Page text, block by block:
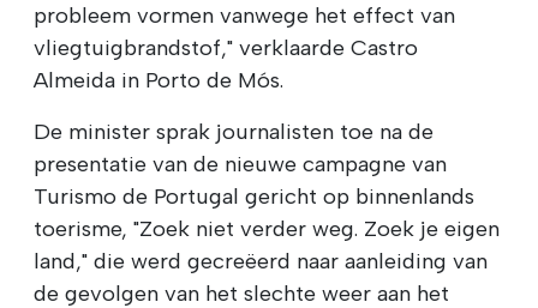
probleem vormen vanwege het effect van
vliegtuigbrandstof," verklaarde Castro
Almeida in Porto de Mós.
De minister sprak journalisten toe na de
presentatie van de nieuwe campagne van
Turismo de Portugal gericht op binnenlands
toerisme, "Zoek niet verder weg. Zoek je eigen
land," die werd gecreëerd naar aanleiding van
de gevolgen van het slechte weer aan het